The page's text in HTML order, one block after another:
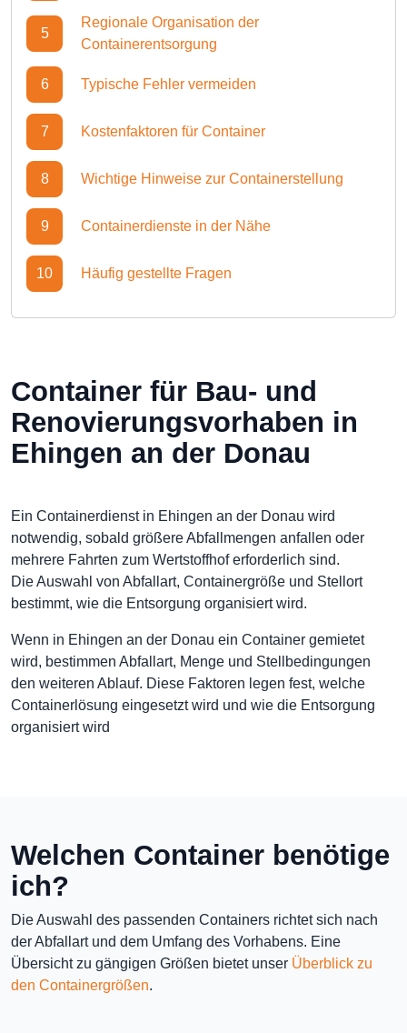
5
Regionale Organisation der
Containerentsorgung
6 Typische Fehler vermeiden
7 Kostenfaktoren für Container
8 Wichtige Hinweise zur Containerstellung
9 Containerdienste in der Nähe
10 Häufig gestellte Fragen
Container für Bau- und
Renovierungsvorhaben in
Ehingen an der Donau
Ein Containerdienst in Ehingen an der Donau wird
notwendig, sobald größere Abfallmengen anfallen oder
mehrere Fahrten zum Wertstoffhof erforderlich sind.
Die Auswahl von Abfallart, Containergröße und Stellort
bestimmt, wie die Entsorgung organisiert wird.
Wenn in Ehingen an der Donau ein Container gemietet
wird, bestimmen Abfallart, Menge und Stellbedingungen
den weiteren Ablauf. Diese Faktoren legen fest, welche
Containerlösung eingesetzt wird und wie die Entsorgung
organisiert wird
Welchen Container benötige
ich?
Die Auswahl des passenden Containers richtet sich nach
der Abfallart und dem Umfang des Vorhabens. Eine
Übersicht zu gängigen Größen bietet unser Überblick zu
den Containergrößen.